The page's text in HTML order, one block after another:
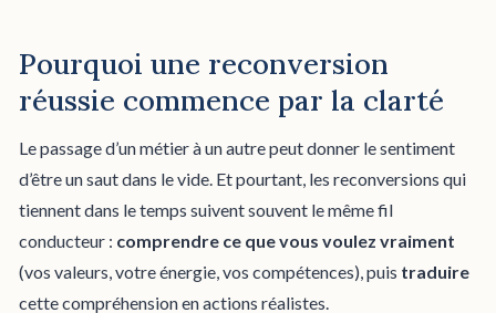
Pourquoi une reconversion
réussie commence par la clarté
Le passage d’un métier à un autre peut donner le sentiment
d’être un saut dans le vide. Et pourtant, les reconversions qui
tiennent dans le temps suivent souvent le même fil
conducteur : comprendre ce que vous voulez vraiment
(vos valeurs, votre énergie, vos compétences), puis traduire
cette compréhension en actions réalistes.